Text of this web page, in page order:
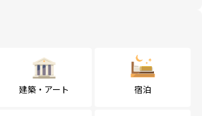
建築・アート 宿泊